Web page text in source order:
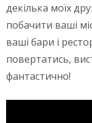
декілька моїх
побачити ваші
ваші бари і
повертатись,
фантастично!